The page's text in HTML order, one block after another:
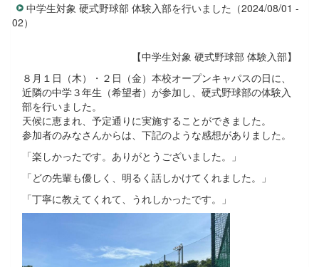
中学生対象 硬式野球部 体験入部を行いました（2024/08/01 -
02）
【中学生対象 硬式野球部 体験入部】
８月１日（木）・２日（金）本校オープンキャパスの日に、
近隣の中学３年生（希望者）が参加し、硬式野球部の体験入
部を行いました。
天候に恵まれ、予定通りに実施することができました。
参加者のみなさんからは、下記のような感想がありました。
「楽しかったです。ありがとうございました。」
「どの先輩も優しく、明るく話しかけてくれました。」
「丁寧に教えてくれて、うれしかったです。」